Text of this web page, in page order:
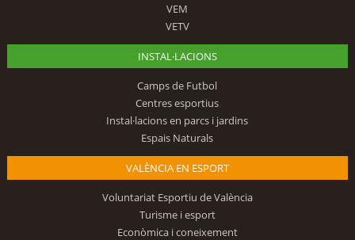
VEM
VETV
INSTAL·LACIONS
Camps de Futbol
Centres esportius
Instal·lacions en parcs i jardins
Espais Naturals
VALÈNCIA EN ESPORT
Voluntariat Esportiu de València
Turisme i esport
Econòmica i coneixement